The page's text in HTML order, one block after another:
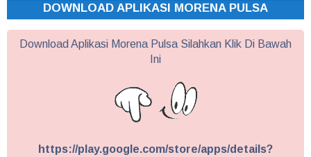
DOWNLOAD APLIKASI MORENA PULSA
Download Aplikasi Morena Pulsa Silahkan Klik Di Bawah
Ini
https://play.google.com/store/apps/details?